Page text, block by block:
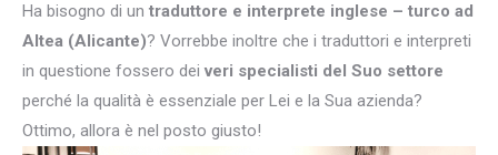
Ha bisogno di un traduttore e interprete inglese – turco ad
Altea (Alicante)? Vorrebbe inoltre che i traduttori e interpreti
in questione fossero dei veri specialisti del Suo settore
perché la qualità è essenziale per Lei e la Sua azienda?
Ottimo, allora è nel posto giusto!